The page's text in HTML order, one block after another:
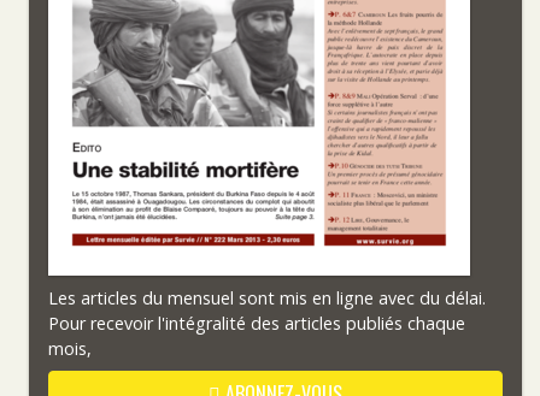
Les articles du mensuel sont mis en ligne avec du délai.
Pour recevoir l'intégralité des articles publiés chaque
mois,